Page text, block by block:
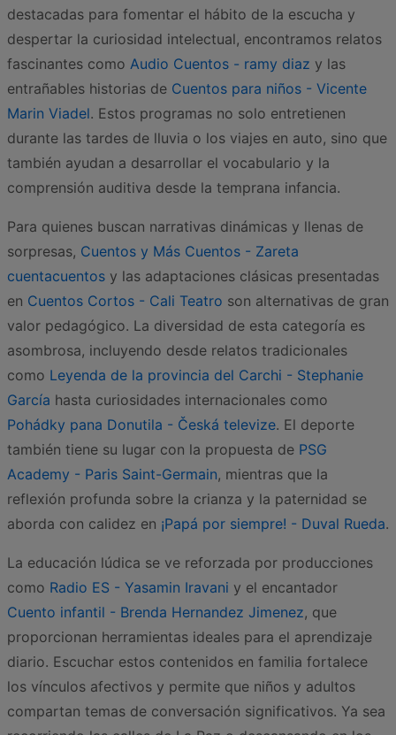
destacadas para fomentar el hábito de la escucha y
despertar la curiosidad intelectual, encontramos relatos
fascinantes como Audio Cuentos - ramy diaz y las
entrañables historias de Cuentos para niños - Vicente
Marin Viadel. Estos programas no solo entretienen
durante las tardes de lluvia o los viajes en auto, sino que
también ayudan a desarrollar el vocabulario y la
comprensión auditiva desde la temprana infancia.
Para quienes buscan narrativas dinámicas y llenas de
sorpresas, Cuentos y Más Cuentos - Zareta
cuentacuentos y las adaptaciones clásicas presentadas
en Cuentos Cortos - Cali Teatro son alternativas de gran
valor pedagógico. La diversidad de esta categoría es
asombrosa, incluyendo desde relatos tradicionales
como Leyenda de la provincia del Carchi - Stephanie
García hasta curiosidades internacionales como
Pohádky pana Donutila - Česká televize. El deporte
también tiene su lugar con la propuesta de PSG
Academy - Paris Saint-Germain, mientras que la
reflexión profunda sobre la crianza y la paternidad se
aborda con calidez en ¡Papá por siempre! - Duval Rueda.
La educación lúdica se ve reforzada por producciones
como Radio ES - Yasamin Iravani y el encantador
Cuento infantil - Brenda Hernandez Jimenez, que
proporcionan herramientas ideales para el aprendizaje
diario. Escuchar estos contenidos en familia fortalece
los vínculos afectivos y permite que niños y adultos
compartan temas de conversación significativos. Ya sea